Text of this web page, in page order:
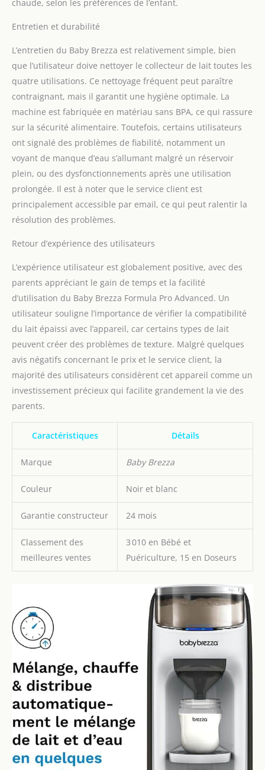
chaude, selon les préférences de l’enfant.
Entretien et durabilité
L’entretien du Baby Brezza est relativement simple, bien
que l’utilisateur doive nettoyer le collecteur de lait toutes les
quatre utilisations. Ce nettoyage fréquent peut paraître
contraignant, mais il garantit une hygiène optimale. La
machine est fabriquée en matériau sans BPA, ce qui rassure
sur la sécurité alimentaire. Toutefois, certains utilisateurs
ont signalé des problèmes de fiabilité, notamment un
voyant de manque d’eau s’allumant malgré un réservoir
plein, ou des dysfonctionnements après une utilisation
prolongée. Il est à noter que le service client est
principalement accessible par email, ce qui peut ralentir la
résolution des problèmes.
Retour d’expérience des utilisateurs
L’expérience utilisateur est globalement positive, avec des
parents appréciant le gain de temps et la facilité
d’utilisation du Baby Brezza Formula Pro Advanced. Un
utilisateur souligne l’importance de vérifier la compatibilité
du lait épaissi avec l’appareil, car certains types de lait
peuvent créer des problèmes de texture. Malgré quelques
avis négatifs concernant le prix et le service client, la
majorité des utilisateurs considèrent cet appareil comme un
investissement précieux qui facilite grandement la vie des
parents.
Caractéristiques Détails
Marque Baby Brezza
Couleur Noir et blanc
Garantie constructeur 24 mois
Classement des
meilleures ventes
3 010 en Bébé et
Puériculture, 15 en Doseurs